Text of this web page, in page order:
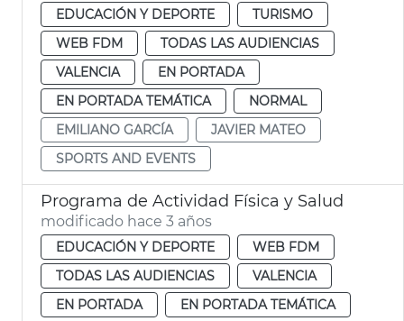
EDUCACIÓN Y DEPORTE
TURISMO
WEB FDM
TODAS LAS AUDIENCIAS
VALENCIA
EN PORTADA
EN PORTADA TEMÁTICA
NORMAL
EMILIANO GARCÍA
JAVIER MATEO
SPORTS AND EVENTS
Programa de Actividad Física y Salud
modificado hace 3 años
EDUCACIÓN Y DEPORTE
WEB FDM
TODAS LAS AUDIENCIAS
VALENCIA
EN PORTADA
EN PORTADA TEMÁTICA